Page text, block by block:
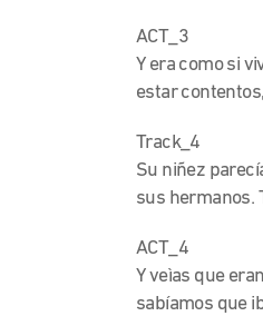
ACT_3
Y era como si
estar
Track_4
Su niñez
sus hermanos.
ACT_4
Y veìas que
sabíamos que